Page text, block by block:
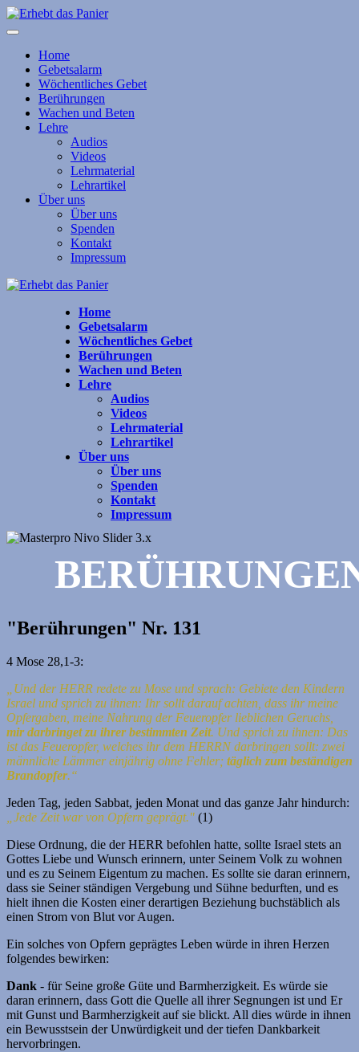
Home
Gebetsalarm
Wöchentliches Gebet
Berührungen
Wachen und Beten
Lehre
Audios
Videos
Lehrmaterial
Lehrartikel
Über uns
Über uns
Spenden
Kontakt
Impressum
Home
Gebetsalarm
Wöchentliches Gebet
Berührungen
Wachen und Beten
Lehre
Audios
Videos
Lehrmaterial
Lehrartikel
Über uns
Über uns
Spenden
Kontakt
Impressum
"Berührungen" Nr. 131
4 Mose 28,1-3:
„Und der HERR redete zu Mose und sprach: Gebiete den Kindern
Israel und sprich zu ihnen: Ihr sollt darauf achten, dass ihr meine
Opfergaben, meine Nahrung der Feueropfer lieblichen Geruchs,
mir darbringet zu ihrer bestimmten Zeit. Und sprich zu ihnen: Das
ist das Feueropfer, welches ihr dem HERRN darbringen sollt: zwei
männliche Lämmer einjährig ohne Fehler; täglich zum beständigen
Brandopfer.“
Jeden Tag, jeden Sabbat, jeden Monat und das ganze Jahr hindurch:
„Jede Zeit war von Opfern geprägt." (1)
Diese Ordnung, die der HERR befohlen hatte, sollte Israel stets an
Gottes Liebe und Wunsch erinnern, unter Seinem Volk zu wohnen
und es zu Seinem Eigentum zu machen. Es sollte sie daran erinnern,
dass sie Seiner ständigen Vergebung und Sühne bedurften, und es
hielt ihnen die Kosten einer derartigen Beziehung buchstäblich als
einen Strom von Blut vor Augen.
Ein solches von Opfern geprägtes Leben würde in ihren Herzen
folgendes bewirken:
Dank - für Seine große Güte und Barmherzigkeit. Es würde sie
daran erinnern, dass Gott die Quelle all ihrer Segnungen ist und Er
mit Gunst und Barmherzigkeit auf sie blickt. All dies würde in ihnen
ein Bewusstsein der Unwürdigkeit und der tiefen Dankbarkeit
hervorbringen.